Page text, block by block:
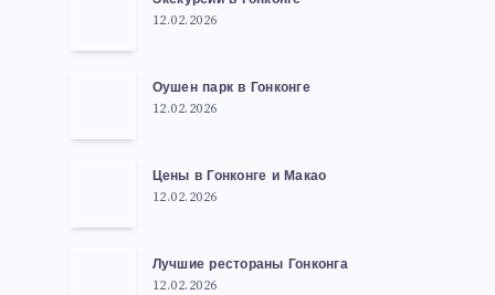
12.02.2026
Оушен парк в Гонконге
12.02.2026
Цены в Гонконге и Макао
12.02.2026
Лучшие рестораны Гонконга
12.02.2026